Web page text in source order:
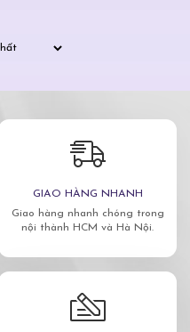
GIAO HÀNG NHANH
Giao hàng nhanh chóng trong
nội thành HCM và Hà Nội.